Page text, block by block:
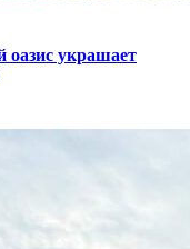
оазис украшает